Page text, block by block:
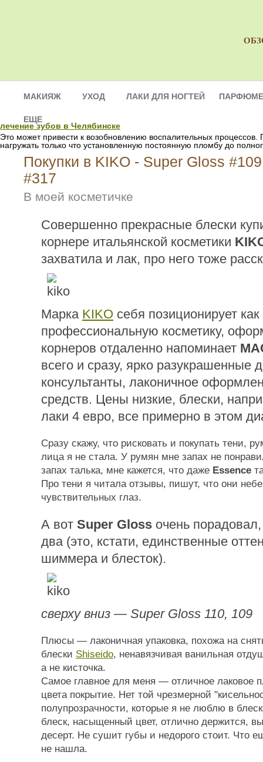
МАКИЯЖ УХОД ЛАКИ ДЛЯ НОГТЕЙ
ЕЩЕ
лечение зубов в Челябинске
Это может привести к возобновлению воспалительных
нагружать только что установленную постоянную пломбу до
Покупки в KIKO - Super Gloss
#317
В моей косметичке
Совершенно прекрасные блески
корнере итальянской косметики
захватила и лак, про него тоже
Марка KIKO себя позиционирует как
профессиональную косметику,
корнеров отдаленно напоминает
всего и сразу, ярко разукрашенные
консультанты, лаконичное
средств. Цены низкие, блески,
лаки 4 евро, все примерно в этом
Сразу скажу, что рисковать и покупать тени,
лица я не стала. У румян мне запах не
запах талька, мне кажется, что даже Essence
Про тени я читала отзывы, пишут, что они
чувствительных глаз.
А вот Super Gloss очень
два (это, кстати, единственные
шиммера и блесток).
сверху вниз — Super Gloss 110, 109
Плюсы — лаконичная упаковка, похожа на
блески Shiseido, ненавязчивая ванильная
а не кисточка.
Самое главное для меня — отличное лаковое
цвета покрытие. Нет той чрезмерной
полупрозрачности, которые я не люблю в
блеск, насыщенный цвет, отлично держится,
десерт. Не сушит губы и недорого стоит. Что
не нашла.